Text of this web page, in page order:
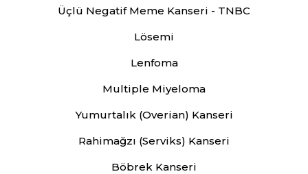
Üçlü Negatif Meme Kanseri - TNBC
Lösemi
Lenfoma
Multiple Miyeloma
Yumurtalık (Overian) Kanseri
Rahimağzı (Serviks) Kanseri
Böbrek Kanseri